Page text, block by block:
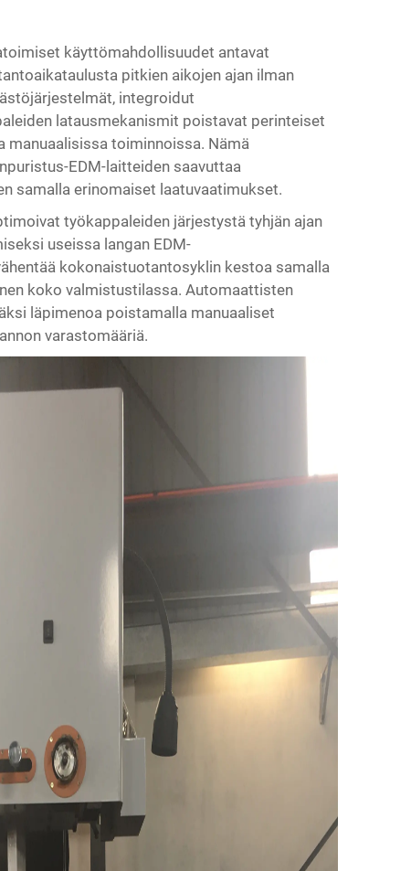
käyttömahdollisuudet antavat
pitkien aikojen ajan ilman
integroidut
latausmekanismit poistavat perinteiset
toiminnoissa. Nämä
EDM-laitteiden saavuttaa
samalla erinomaiset laatuvaatimukset.
työkappaleiden järjestystä tyhjän ajan
useissa langan EDM-
kokonaistuotantosyklin kestoa samalla
koko valmistustilassa. Automaattisten
läpimenoa poistamalla manuaaliset
varastomääriä.